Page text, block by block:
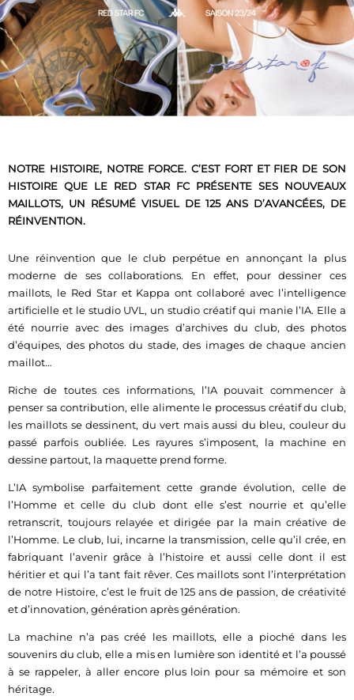
NOTRE HISTOIRE, NOTRE FORCE. C’EST FORT ET FIER DE SON
HISTOIRE QUE LE RED STAR FC PRÉSENTE SES NOUVEAUX
MAILLOTS, UN RÉSUMÉ VISUEL DE 125 ANS D’AVANCÉES, DE
RÉINVENTION.
Une réinvention que le club perpétue en annonçant la plus
moderne de ses collaborations. En effet, pour dessiner ces
maillots, le Red Star et Kappa ont collaboré avec l’intelligence
artificielle et le studio UVL, un studio créatif qui manie l’IA. Elle a
été nourrie avec des images d’archives du club, des photos
d’équipes, des photos du stade, des images de chaque ancien
maillot…
Riche de toutes ces informations, l’IA pouvait commencer à
penser sa contribution, elle alimente le processus créatif du club,
les maillots se dessinent, du vert mais aussi du bleu, couleur du
passé parfois oubliée. Les rayures s’imposent, la machine en
dessine partout, la maquette prend forme.
L’IA symbolise parfaitement cette grande évolution, celle de
l’Homme et celle du club dont elle s’est nourrie et qu’elle
retranscrit, toujours relayée et dirigée par la main créative de
l’Homme. Le club, lui, incarne la transmission, celle qu’il crée, en
fabriquant l’avenir grâce à l’histoire et aussi celle dont il est
héritier et qui l’a tant fait rêver. Ces maillots sont l’interprétation
de notre Histoire, c’est le fruit de 125 ans de passion, de créativité
et d’innovation, génération après génération.
La machine n’a pas créé les maillots, elle a pioché dans les
souvenirs du club, elle a mis en lumière son identité et l’a poussé
à se rappeler, à aller encore plus loin pour sa mémoire et son
héritage.